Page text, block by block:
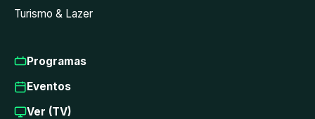
Turismo & Lazer
Programas
Eventos
Ver (TV)